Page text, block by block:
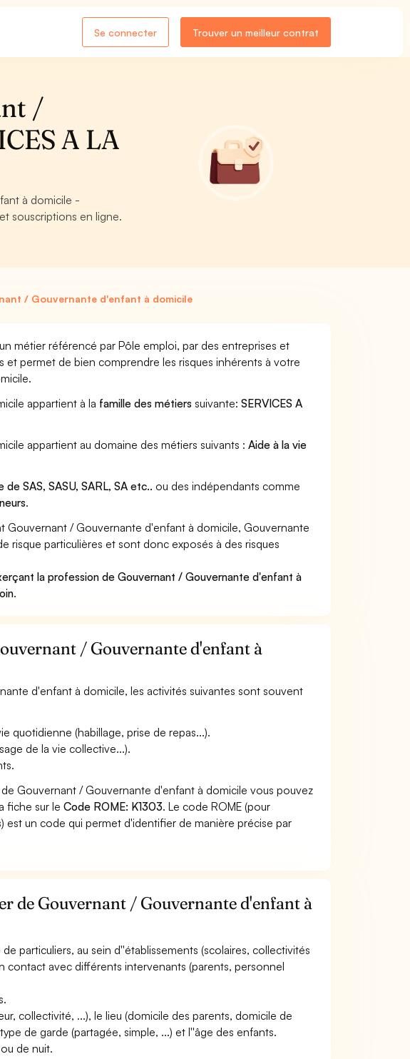
Se connecter Trouver un meilleur contrat
/
A LA
à domicile -
et souscriptions en ligne.
/ Gouvernante d'enfant à domicile
métier référencé par Pôle emploi, par des entreprises et
et permet de bien comprendre les risques inhérents à votre
appartient à la famille des métiers suivante:SERVICES A
appartient au domaine des métiers suivants :Aide à la vie
SAS, SASU, SARL, SA etc.. ou des indépendants comme
.
Gouvernant / Gouvernante d'enfant à domicile, Gouvernante
risque particulières et sont donc exposés à des risques
la profession de Gouvernant / Gouvernante d'enfant à
.
/ Gouvernante d'enfant à
d'enfant à domicile, les activités suivantes sont souvent
quotidienne (habillage, prise de repas...).
de la vie collective...).
Gouvernant / Gouvernante d'enfant à domicile vous pouvez
fiche sur leCode ROME: K1303. Le code ROME (pour
un code qui permet d'identifier de manière précise par
de Gouvernant / Gouvernante d'enfant à
particuliers, au sein d''établissements (scolaires, collectivités
contact avec différents intervenants (parents, personnel
collectivité, ...), le lieu (domicile des parents, domicile de
de garde (partagée, simple, ...) et l''âge des enfants.
de nuit.